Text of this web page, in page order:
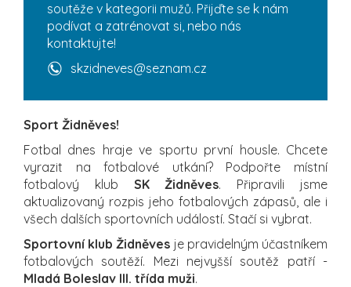
soutěže v kategorii mužů. Přijďte se k nám
podívat a zatrénovat si, nebo nás
kontaktujte!
skzidneves@seznam.cz
Sport Židněves!
Fotbal dnes hraje ve sportu první housle. Chcete
vyrazit na fotbalové utkání? Podpořte místní
fotbalový klub SK Židněves. Připravili jsme
aktualizovaný rozpis jeho fotbalových zápasů, ale i
všech dalších sportovních událostí. Stačí si vybrat.
Sportovní klub Židněves je pravidelným účastníkem
fotbalových soutěží. Mezi nejvyšší soutěž patří -
Mladá Boleslav III. třída muži.